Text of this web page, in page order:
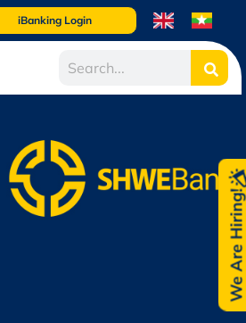
iBanking Login
We Are Hiring!